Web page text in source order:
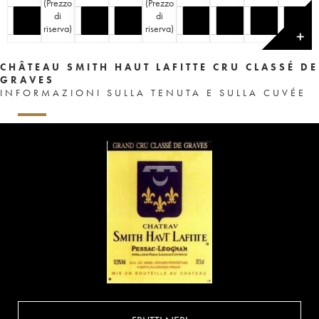
(Prezzo
di
riserva)
(Prezzo
di
riserva)
✕
CHÂTEAU SMITH HAUT LAFITTE CRU CLASSÉ DE
GRAVES
INFORMAZIONI SULLA TENUTA E SULLA CUVÉE